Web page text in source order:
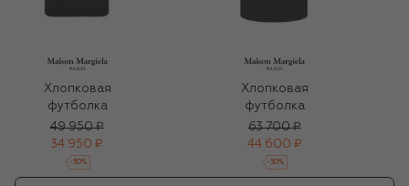
Хлопковая
футболка
49 950 ₽
34 950 ₽
-30%
Хлопковая
футболка
63 700 ₽
44 600 ₽
-30%